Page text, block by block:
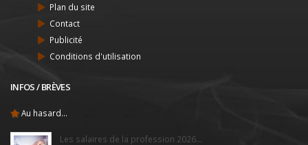
Plan du site
Contact
Publicité
Conditions d'utilisation
INFOS / BRÈVES
Au hasard...
Les salaires de la profession 2026...